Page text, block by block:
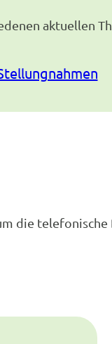
aktuellen
die